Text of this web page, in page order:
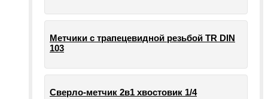
Метчики с трапецевидной резьбой TR DIN
103
Сверло-метчик 2в1 хвостовик 1/4